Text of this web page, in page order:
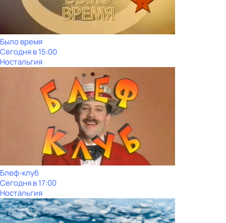
Было время
Сегодня в 15:00
Ностальгия
Блеф-клуб
Сегодня в 17:00
Ностальгия